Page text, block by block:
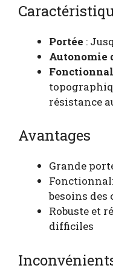
Portée :
Autonomie
résistance
Avantages
Grande
besoins des
Robuste et
difficiles